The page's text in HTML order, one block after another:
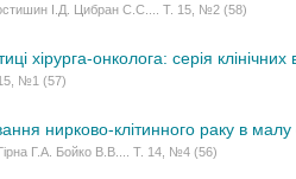
І.Д. Цибран С.С.... Т. 15, №2 (58)
хірурга-онколога: серія клінічних
№1 (57)
нирково-клітинного раку в
Г.А. Бойко В.В.... Т. 14, №4 (56)